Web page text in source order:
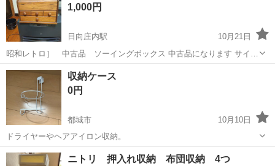
ーーーーー ...
1,000円
日向庄内駅
10月21日
昭和レトロ］ 中古品 ソーイングボックス 中古品になります サイズ
22㌢X36㌢X30㌢になります ☆最初のご質問で48時間以内の〇日〇時
に現物確認出来るかでお願い致します。 (取引可能ですか?日時の無
いものは返信致し...
宮崎 都城市 日向庄内駅
収納ケース
0円
都城市
10月10日
ドライヤーやヘアアイロン収納。
宮崎 都城市 収納家具 ケース
ニトリ 押入れ収納 布団収納 4つ